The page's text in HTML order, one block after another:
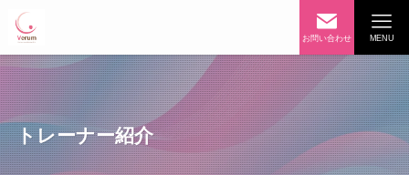
お問い合わせ MENU
トレーナー紹介